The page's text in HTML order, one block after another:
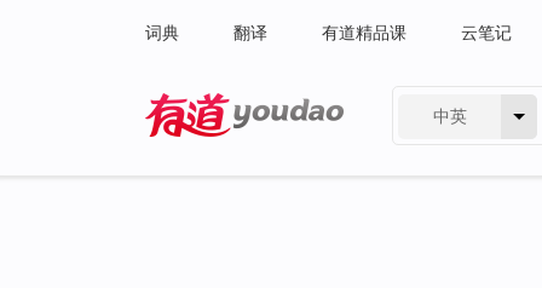
词典 翻译 有道精品课 云笔记
中英